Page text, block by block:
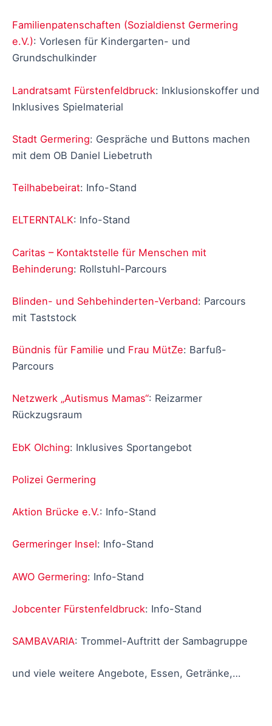
Familienpatenschaften (Sozialdienst Germering
e.V.): Vorlesen für Kindergarten- und
Grundschulkinder
Landratsamt Fürstenfeldbruck: Inklusionskoffer und
Inklusives Spielmaterial
Stadt Germering: Gespräche und Buttons machen
mit dem OB Daniel Liebetruth
Teilhabebeirat: Info-Stand
ELTERNTALK: Info-Stand
Caritas – Kontaktstelle für Menschen mit
Behinderung: Rollstuhl-Parcours
Blinden- und Sehbehinderten-Verband: Parcours
mit Taststock
Bündnis für Familie und Frau MütZe: Barfuß-
Parcours
Netzwerk „Autismus Mamas“: Reizarmer
Rückzugsraum
EbK Olching: Inklusives Sportangebot
Polizei Germering
Aktion Brücke e.V.: Info-Stand
Germeringer Insel: Info-Stand
AWO Germering: Info-Stand
Jobcenter Fürstenfeldbruck: Info-Stand
SAMBAVARIA: Trommel-Auftritt der Sambagruppe
und viele weitere Angebote, Essen, Getränke,…